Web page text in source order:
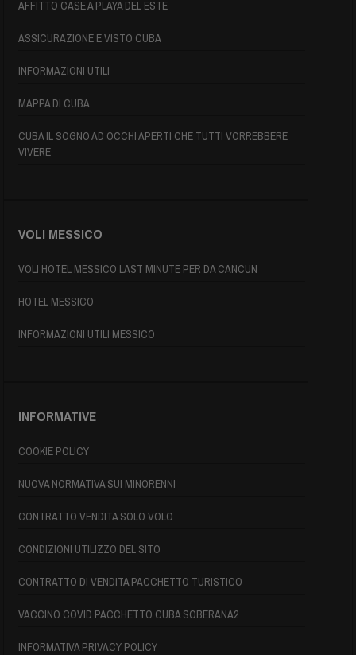
AFFITTO CASE A PLAYA DEL ESTE
ASSICURAZIONE E VISTO CUBA
INFORMAZIONI UTILI
MAPPA DI CUBA
CUBA IL SOGNO AD OCCHI APERTI CHE TUTTI VORREBBERE
VIVERE
VOLI MESSICO
VOLI HOTEL MESSICO LAST MINUTE PER DA CANCUN
HOTEL MESSICO
INFORMAZIONI UTILI MESSICO
INFORMATIVE
COOKIE POLICY
NUOVA NORMATIVA SUI MINORENNI
CONTRATTO VENDITA SOLO VOLO
CONDIZIONI UTILIZZO DEL SITO
CONTRATTO DI VENDITA PACCHETTO TURISTICO
VACCINO COVID PACCHETTO CUBA SOBERANA2
INFORMATIVA PRIVACY POLICY